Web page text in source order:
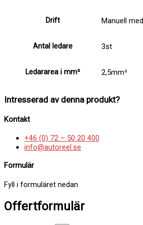
Drift Manuell
Antal ledare 3st
Ledararea i mm² 2,5mm²
Intresserad av denna produkt?
Kontakt
+46 (0) 72 – 50 20 400
info@autoreel.se
Formulär
Fyll i formuläret nedan
Offertformulär